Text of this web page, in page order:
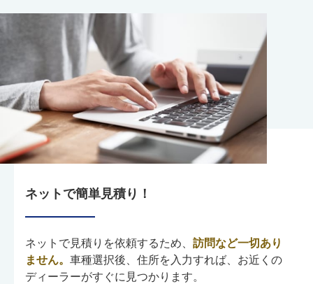
ネットで簡単見積り！
ネットで見積りを依頼するため、 訪問など一切あり
ません。 車種選択後、住所を入力すれば、お近くの
ディーラーがすぐに見つかります。